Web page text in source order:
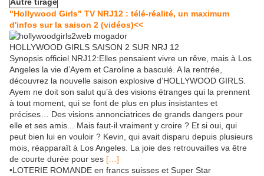
"Hollywood Girls" TV NRJ12 : télé-réalité, un maximum
d'infos sur la saison 2 (vidéos)<<
HOLLYWOOD GIRLS SAISON 2 SUR NRJ 12
Synopsis officiel NRJ12:Elles pensaient vivre un rêve, mais à Los
Angeles la vie d’Ayem et Caroline a basculé. A la rentrée,
découvrez la nouvelle saison explosive d’HOLLYWOOD GIRLS.
Ayem ne doit son salut qu’à des visions étranges qui la prennent
à tout moment, qui se font de plus en plus insistantes et
précises… Des visions annonciatrices de grands dangers pour
elle et ses amis... Mais faut-il vraiment y croire ? Et si oui, qui
peut bien lui en vouloir ? Kevin, qui avait disparu depuis plusieurs
mois, réapparaît à Los Angeles. La joie des retrouvailles va être
de courte durée pour ses […]
•LOTERIE ROMANDE en francs suisses et Super Star